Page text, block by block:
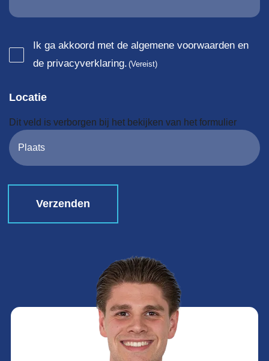
Consent
(Vereist)
Ik ga akkoord met de algemene voorwaarden en
de privacyverklaring. (Vereist)
Dit veld is verborgen bij het bekijken van het formulier
Locatie